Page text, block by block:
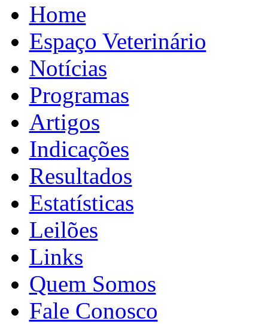
Home
Espaço Veterinário
Notícias
Programas
Artigos
Indicações
Resultados
Estatísticas
Leilões
Links
Quem Somos
Fale Conosco